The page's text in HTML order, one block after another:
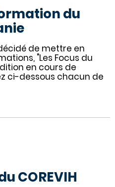
du
de mettre en
"Les Focus du
en cours de
ci-dessous chacun de
COREVIH